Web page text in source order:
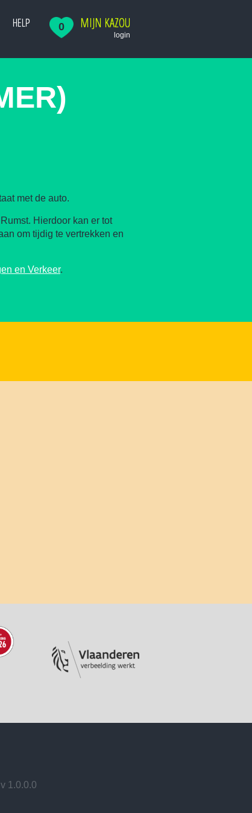
HELP 0 MIJN KAZOU
login
met de auto.
Hierdoor kan er tot
om tijdig te vertrekken en
en Verkeer.
v 1.0.0.0